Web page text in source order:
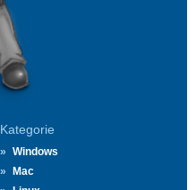
Kategorie
Windows
Mac